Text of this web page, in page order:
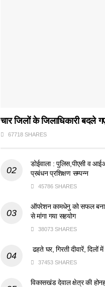
चार जिलों के जिलाधिकारी बदले
67718 SHARES
डोईवाला : पुलिस,पीएसी व
प्रबंधन प्रशिक्षण सम्पन्न
45786 SHARES
ऑपरेशन कामधेनु को सफल
से मांगा गया सहयोग
38073 SHARES
ढहते घर, गिरती दीवारें,
37453 SHARES
विकासखंड देवाल क्षेत्र की